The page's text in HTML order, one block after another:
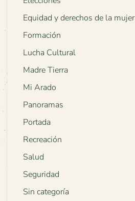
Equidad y derechos de la mujer
Formación
Lucha Cultural
Madre Tierra
Mi Arado
Panoramas
Portada
Recreación
Salud
Seguridad
Sin categoría